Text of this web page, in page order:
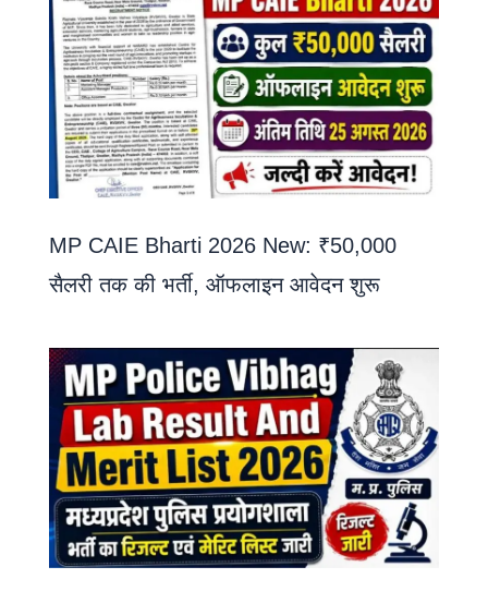
MP CAIE Bharti 2026 New: ₹50,000
सैलरी तक की भर्ती, ऑफलाइन आवेदन शुरू